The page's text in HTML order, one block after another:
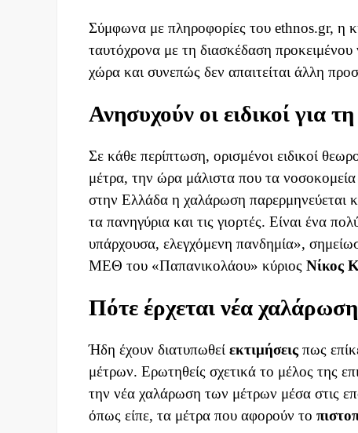
Σύμφωνα με πληροφορίες του ethnos.gr, η
ταυτόχρονα με τη διασκέδαση προκειμένου
χώρα και συνεπώς δεν απαιτείται άλλη
Ανησυχούν οι ειδικοί για
Σε κάθε περίπτωση, ορισμένοι ειδικοί
μέτρα, την ώρα μάλιστα που τα
στην Ελλάδα η χαλάρωση παρερμηνεύεται
τα πανηγύρια και τις γιορτές. Είναι ένα
υπάρχουσα, ελεγχόμενη πανδημία»,
ΜΕΘ του «Παπανικολάου» κύριος Νίκος
Πότε έρχεται νέα
Ήδη έχουν διατυπωθεί εκτιμήσεις πως
μέτρων. Ερωτηθείς σχετικά το μέλος της
την νέα χαλάρωση των μέτρων μέσα στις
όπως είπε, τα μέτρα που αφορούν το